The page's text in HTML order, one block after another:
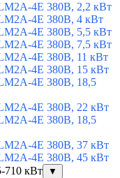
4E 380В, 2,2 кВт
4E 380В, 4 кВт
4E 380В, 5,5 кВт
4E 380В, 7,5 кВт
4E 380В, 11 кВт
4E 380В, 15 кВт
4E 380В, 18,5
4E 380В, 22 кВт
4E 380В, 18,5
4E 380В, 37 кВт
4E 380В, 45 кВт
710 кВт
▼